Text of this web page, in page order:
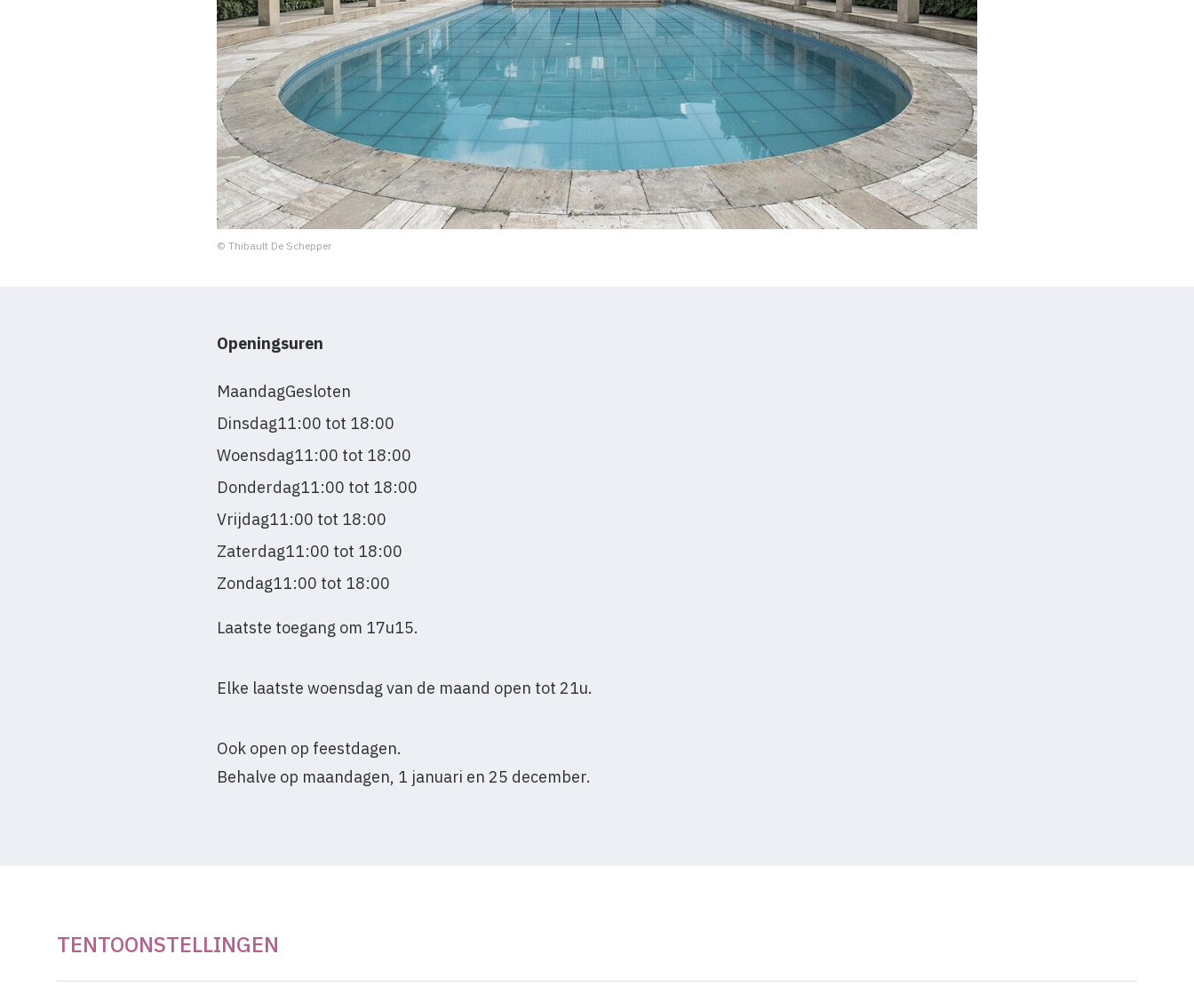
© Thibault De Schepper
Openingsuren
MaandagGesloten
Dinsdag11:00 tot 18:00
Woensdag11:00 tot 18:00
Donderdag11:00 tot 18:00
Vrijdag11:00 tot 18:00
Zaterdag11:00 tot 18:00
Zondag11:00 tot 18:00
Laatste toegang om 17u15.
Elke laatste woensdag van de maand open tot 21u.
Ook open op feestdagen.
Behalve op maandagen, 1 januari en 25 december.
TENTOONSTELLINGEN